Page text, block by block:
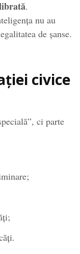
.
nu au
de șanse.
civice
ci parte